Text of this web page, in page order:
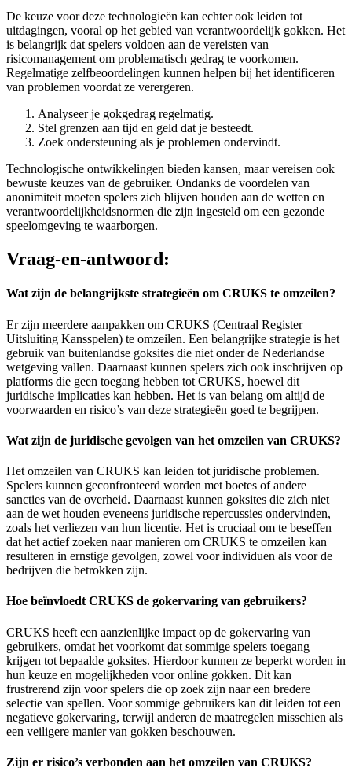
De keuze voor deze technologieën kan echter ook leiden tot
uitdagingen, vooral op het gebied van verantwoordelijk gokken. Het
is belangrijk dat spelers voldoen aan de vereisten van
risicomanagement om problematisch gedrag te voorkomen.
Regelmatige zelfbeoordelingen kunnen helpen bij het identificeren
van problemen voordat ze verergeren.
Analyseer je gokgedrag regelmatig.
Stel grenzen aan tijd en geld dat je besteedt.
Zoek ondersteuning als je problemen ondervindt.
Technologische ontwikkelingen bieden kansen, maar vereisen ook
bewuste keuzes van de gebruiker. Ondanks de voordelen van
anonimiteit moeten spelers zich blijven houden aan de wetten en
verantwoordelijkheidsnormen die zijn ingesteld om een gezonde
speelomgeving te waarborgen.
Vraag-en-antwoord:
Wat zijn de belangrijkste strategieën om CRUKS te omzeilen?
Er zijn meerdere aanpakken om CRUKS (Centraal Register
Uitsluiting Kansspelen) te omzeilen. Een belangrijke strategie is het
gebruik van buitenlandse goksites die niet onder de Nederlandse
wetgeving vallen. Daarnaast kunnen spelers zich ook inschrijven op
platforms die geen toegang hebben tot CRUKS, hoewel dit
juridische implicaties kan hebben. Het is van belang om altijd de
voorwaarden en risico’s van deze strategieën goed te begrijpen.
Wat zijn de juridische gevolgen van het omzeilen van CRUKS?
Het omzeilen van CRUKS kan leiden tot juridische problemen.
Spelers kunnen geconfronteerd worden met boetes of andere
sancties van de overheid. Daarnaast kunnen goksites die zich niet
aan de wet houden eveneens juridische repercussies ondervinden,
zoals het verliezen van hun licentie. Het is cruciaal om te beseffen
dat het actief zoeken naar manieren om CRUKS te omzeilen kan
resulteren in ernstige gevolgen, zowel voor individuen als voor de
bedrijven die betrokken zijn.
Hoe beïnvloedt CRUKS de gokervaring van gebruikers?
CRUKS heeft een aanzienlijke impact op de gokervaring van
gebruikers, omdat het voorkomt dat sommige spelers toegang
krijgen tot bepaalde goksites. Hierdoor kunnen ze beperkt worden in
hun keuze en mogelijkheden voor online gokken. Dit kan
frustrerend zijn voor spelers die op zoek zijn naar een bredere
selectie van spellen. Voor sommige gebruikers kan dit leiden tot een
negatieve gokervaring, terwijl anderen de maatregelen misschien als
een veiligere manier van gokken beschouwen.
Zijn er risico’s verbonden aan het omzeilen van CRUKS?